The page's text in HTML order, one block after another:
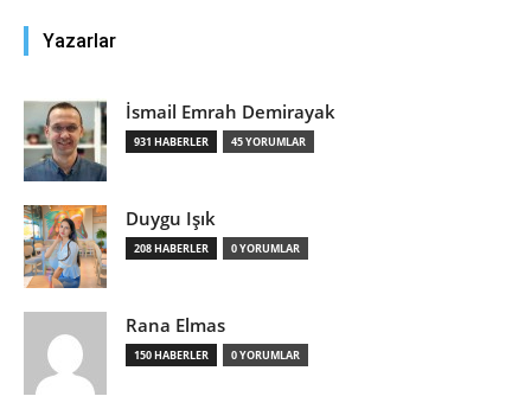
Yazarlar
İsmail Emrah Demirayak
931 HABERLER 45 YORUMLAR
Duygu Işık
208 HABERLER 0 YORUMLAR
Rana Elmas
150 HABERLER 0 YORUMLAR